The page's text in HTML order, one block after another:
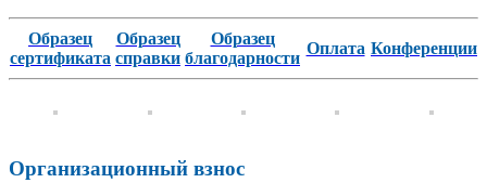
Образец
сертификата
Образец
справки
Образец
благодарности
Оплата Конференции
Организационный взнос